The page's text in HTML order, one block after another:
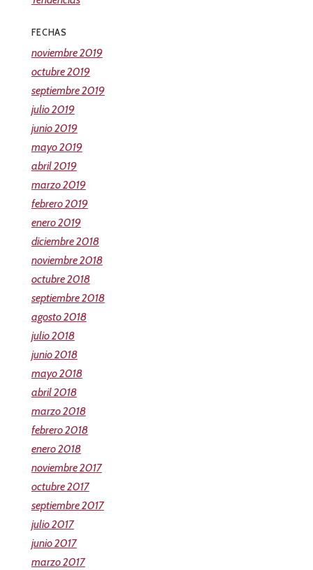
FECHAS
noviembre 2019
octubre 2019
septiembre 2019
julio 2019
junio 2019
mayo 2019
abril 2019
marzo 2019
febrero 2019
enero 2019
diciembre 2018
noviembre 2018
octubre 2018
septiembre 2018
agosto 2018
julio 2018
junio 2018
mayo 2018
abril 2018
marzo 2018
febrero 2018
enero 2018
noviembre 2017
octubre 2017
septiembre 2017
julio 2017
junio 2017
marzo 2017